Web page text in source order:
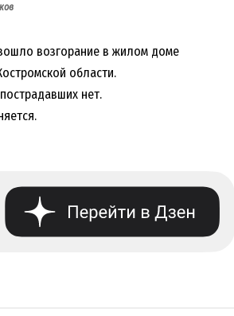
возгорание в жилом доме
области.
нет.